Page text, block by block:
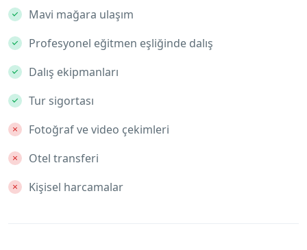
Mavi mağara ulaşım
Profesyonel eğitmen eşliğinde dalış
Dalış ekipmanları
Tur sigortası
Fotoğraf ve video çekimleri
Otel transferi
Kişisel harcamalar